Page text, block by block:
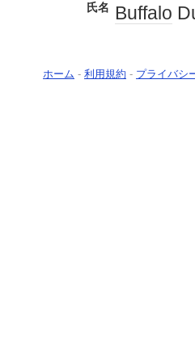
氏名 Buffalo
ホーム - 利用規約 - プライバシ